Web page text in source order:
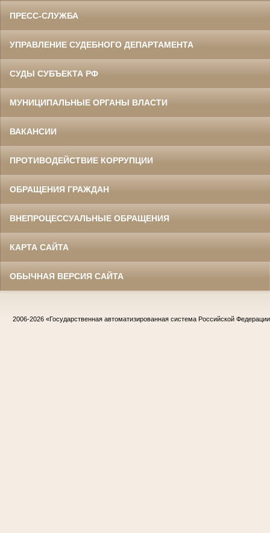
ПРЕСС-СЛУЖБА
УПРАВЛЕНИЕ СУДЕБНОГО ДЕПАРТАМЕНТА
СУДЫ СУБЪЕКТА РФ
МУНИЦИПАЛЬНЫЕ ОРГАНЫ ВЛАСТИ
ВАКАНСИИ
ПРОТИВОДЕЙСТВИЕ КОРРУПЦИИ
ОБРАЩЕНИЯ ГРАЖДАН
ВНЕПРОЦЕССУАЛЬНЫЕ ОБРАЩЕНИЯ
КАРТА САЙТА
ОБЫЧНАЯ ВЕРСИЯ САЙТА
2006-2026 «Государственная автоматизированная система Российской